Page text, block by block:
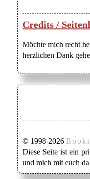
Credits /
Möchte mich recht
herzlichen Dank
© 1998-2026
Diese Seite ist ein
und mich mit euch